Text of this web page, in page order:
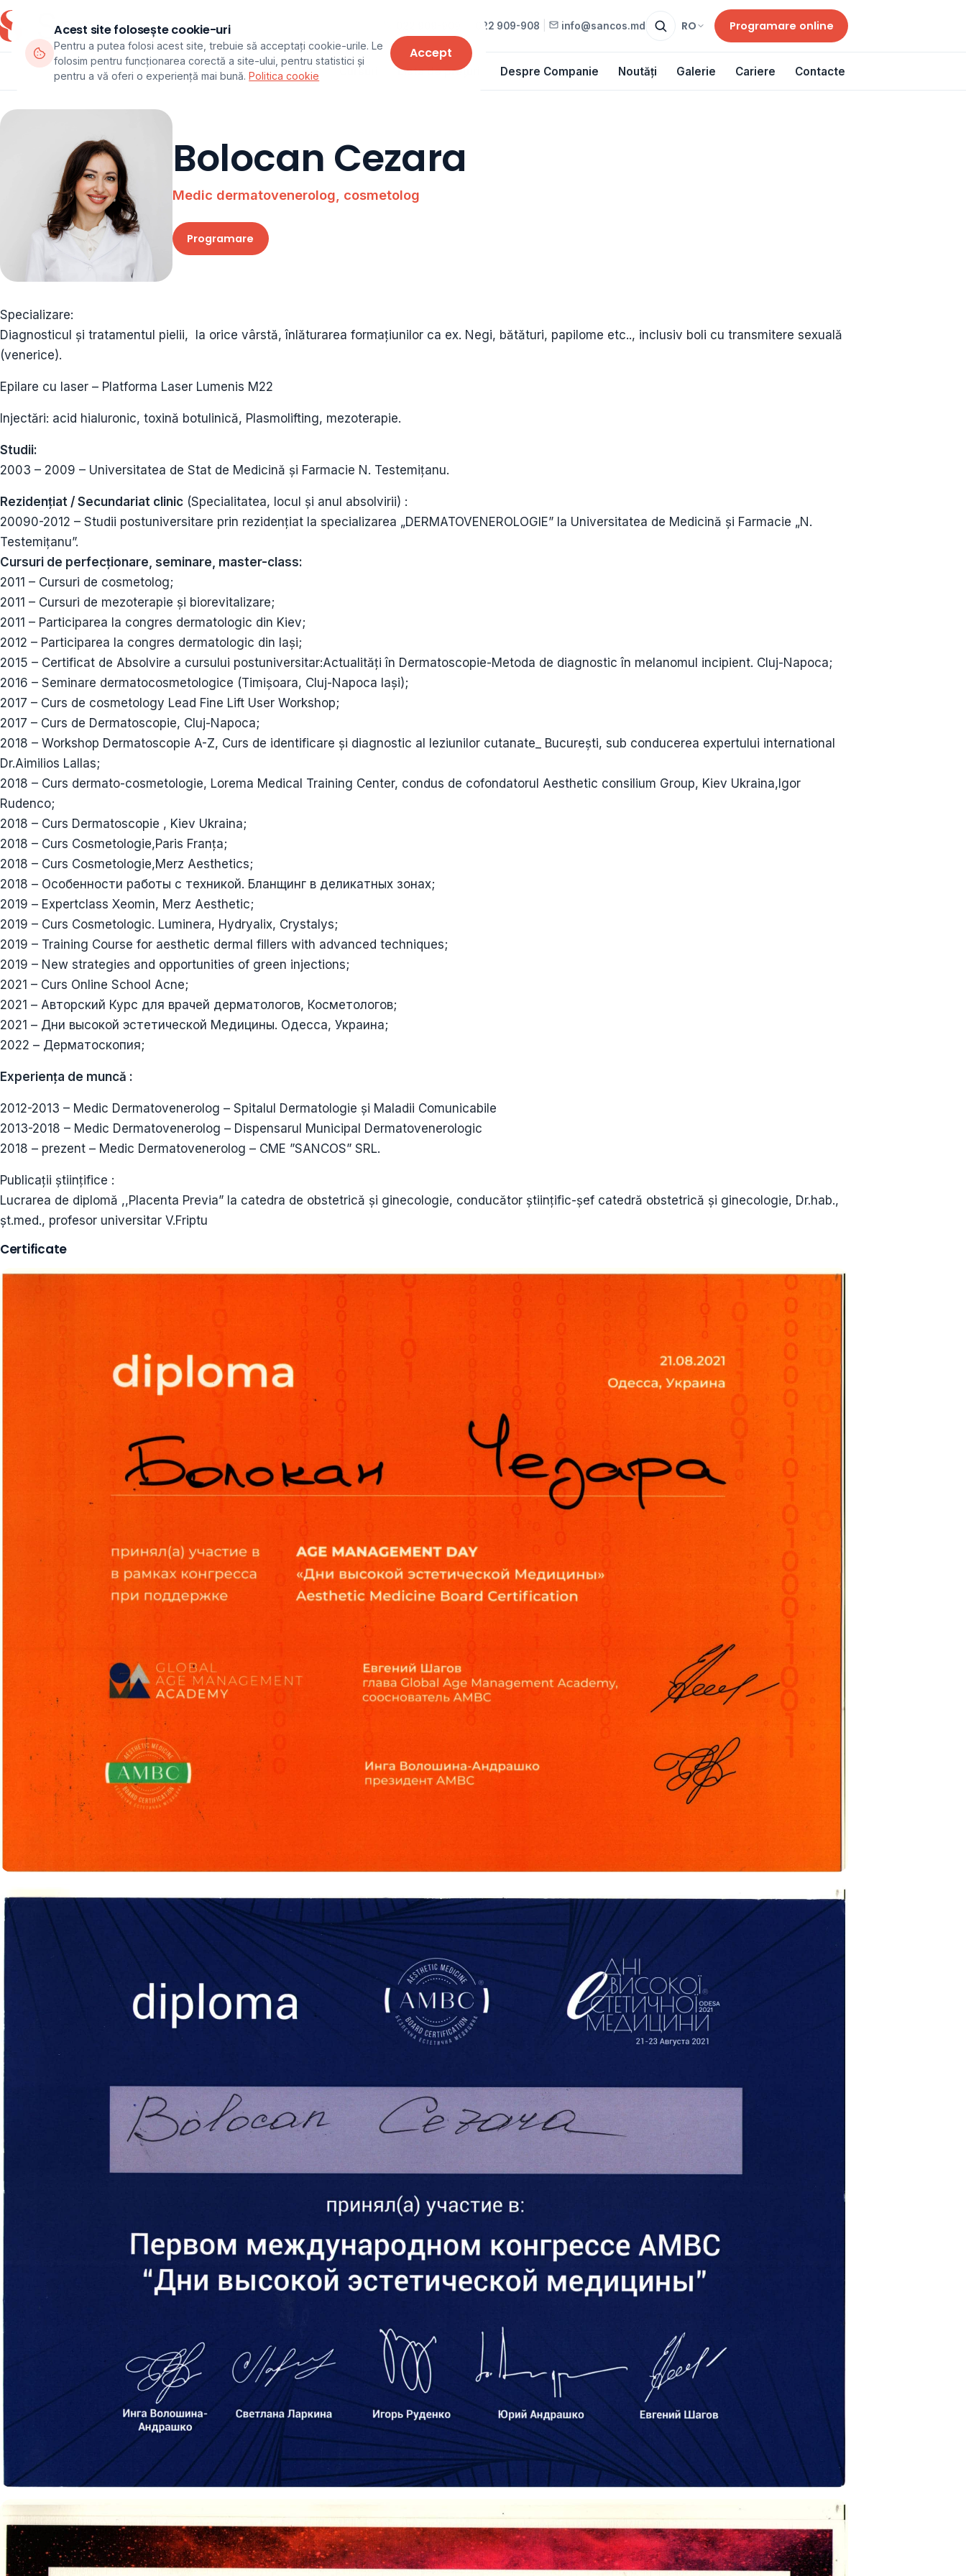
022 909-908 info@sancos.md RO Programare online
Departamente Echipa Pachete Cursuri Lista de prețuri Despre Companie Noutăți Galerie Cariere Contacte
Bolocan Cezara
Medic dermatovenerolog, cosmetolog
Programare
Specializare:
Diagnosticul și tratamentul pielii, la orice vârstă, înlăturarea formațiunilor ca ex. Negi, bătături, papilome etc.., inclusiv boli cu transmitere sexuală
(venerice).
Epilare cu laser – Platforma Laser Lumenis M22
Injectări: acid hialuronic, toxină botulinică, Plasmolifting, mezoterapie.
Studii:
2003 – 2009 – Universitatea de Stat de Medicină și Farmacie N. Testemițanu.
Rezidențiat / Secundariat clinic (Specialitatea, locul și anul absolvirii) :
20090-2012 – Studii postuniversitare prin rezidențiat la specializarea „DERMATOVENEROLOGIE” la Universitatea de Medicină și Farmacie „N.
Testemițanu”.
Cursuri de perfecționare, seminare, master-class:
2011 – Cursuri de cosmetolog;
2011 – Cursuri de mezoterapie şi biorevitalizare;
2011 – Participarea la congres dermatologic din Kiev;
2012 – Participarea la congres dermatologic din Iași;
2015 – Certificat de Absolvire a cursului postuniversitar:Actualități în Dermatoscopie-Metoda de diagnostic în melanomul incipient. Cluj-Napoca;
2016 – Seminare dermatocosmetologice (Timişoara, Cluj-Napoca Iași);
2017 – Curs de cosmetology Lead Fine Lift User Workshop;
2017 – Curs de Dermatoscopie, Cluj-Napoca;
2018 – Workshop Dermatoscopie A-Z, Curs de identificare și diagnostic al leziunilor cutanate_ București, sub conducerea expertului international
Dr.Aimilios Lallas;
2018 – Curs dermato-cosmetologie, Lorema Medical Training Center, condus de cofondatorul Aesthetic consilium Group, Kiev Ukraina,Igor
Rudenco;
2018 – Curs Dermatoscopie , Kiev Ukraina;
2018 – Curs Cosmetologie,Paris Franța;
2018 – Curs Cosmetologie,Merz Aesthetics;
2018 – Особенности работы с техникой. Бланщинг в деликатных зонах;
2019 – Expertclass Xeomin, Merz Aesthetic;
2019 – Curs Cosmetologic. Luminera, Hydryalix, Crystalys;
2019 – Training Course for aesthetic dermal fillers with advanced techniques;
2019 – New strategies and opportunities of green injections;
2021 – Curs Online School Acne;
2021 – Авторский Курс для врачей дерматологов, Косметологов;
2021 – Дни высокой эстетической Медицины. Одесса, Украина;
2022 – Дерматоскопия;
Experiența de muncă :
2012-2013 – Medic Dermatovenerolog – Spitalul Dermatologie și Maladii Comunicabile
2013-2018 – Medic Dermatovenerolog – Dispensarul Municipal Dermatovenerologic
2018 – prezent – Medic Dermatovenerolog – CME ”SANCOS” SRL.
Publicații științifice :
Lucrarea de diplomă ,,Placenta Previa” la catedra de obstetrică și ginecologie, conducător științific-șef catedră obstetrică și ginecologie, Dr.hab.,
șt.med., profesor universitar V.Friptu
Certificate
Acest site folosește cookie-uri
Pentru a putea folosi acest site, trebuie să acceptați cookie-urile. Le
folosim pentru funcționarea corectă a site-ului, pentru statistici și
pentru a vă oferi o experiență mai bună.Politica cookie
Accept